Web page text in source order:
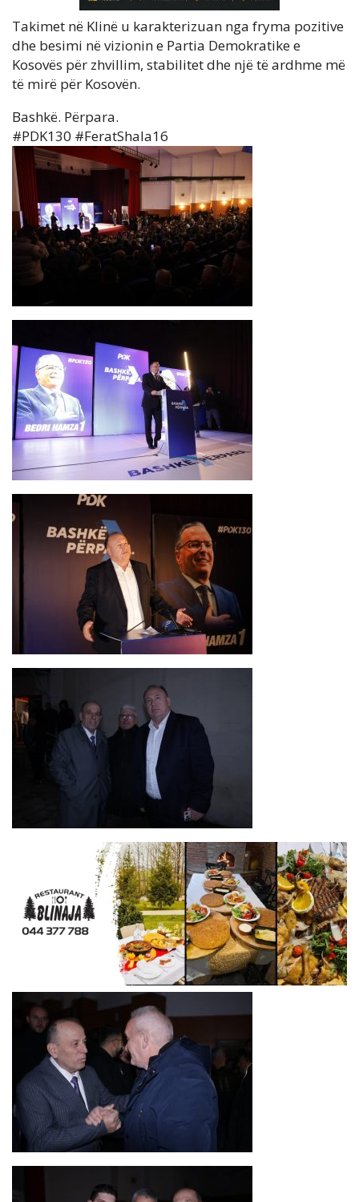
Takimet në Klinë u karakterizuan nga fryma pozitive
dhe besimi në vizionin e Partia Demokratike e
Kosovës për zhvillim, stabilitet dhe një të ardhme më
të mirë për Kosovën.
Bashkë. Përpara.
#PDK130 #FeratShala16